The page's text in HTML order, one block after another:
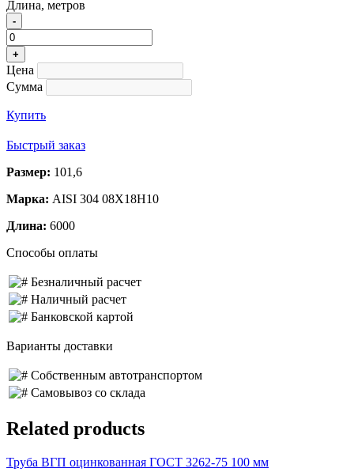
Длина, метров
-
+
Цена
Сумма
Купить
Быстрый заказ
Размер: 101,6
Марка: AISI 304 08Х18Н10
Длина: 6000
Способы оплаты
Безналичный расчет
Наличный расчет
Банковской картой
Варианты доставки
Собственным автотранспортом
Самовывоз со склада
Related products
Труба ВГП оцинкованная ГОСТ 3262-75 100 мм